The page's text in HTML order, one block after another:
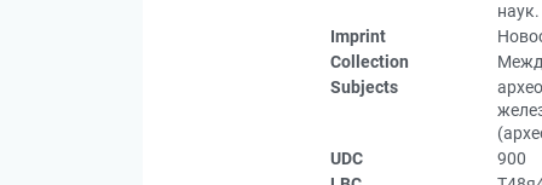
Imprint
Collection
Subjects
UDC
900